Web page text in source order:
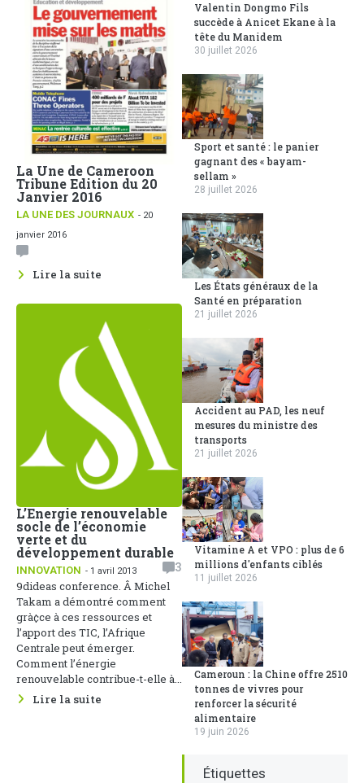
La Une de Cameroon
Tribune Edition du 20
Janvier 2016
LA UNE DES JOURNAUX - 20
janvier 2016
Lire la suite
L’Energie renouvelable
socle de l’économie
verte et du
développement durable
INNOVATION - 1 avril 2013
3
9dideas conference. Â Michel
Takam a démontré comment
grà¢ce à ces ressources et
l’apport des TIC, l’Afrique
Centrale peut émerger.
Comment l’énergie
renouvelable contribue-t-elle à...
Lire la suite
Valentin Dongmo Fils
succède à Anicet Ekane à la
tête du Manidem
30 juillet 2026
Sport et santé : le panier
gagnant des « bayam-
sellam »
28 juillet 2026
Les États généraux de la
Santé en préparation
21 juillet 2026
Accident au PAD, les neuf
mesures du ministre des
transports
21 juillet 2026
Vitamine A et VPO : plus de 6
millions d'enfants ciblés
11 juillet 2026
Cameroun : la Chine offre 2510
tonnes de vivres pour
renforcer la sécurité
alimentaire
19 juin 2026
Étiquettes